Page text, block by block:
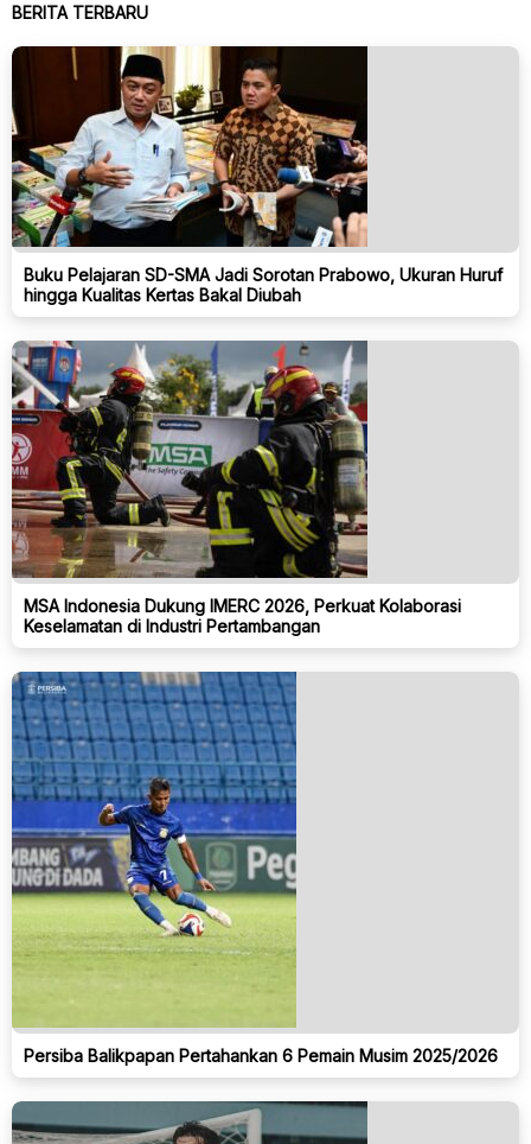
BERITA TERBARU
Buku Pelajaran SD-SMA Jadi Sorotan Prabowo, Ukuran Huruf
hingga Kualitas Kertas Bakal Diubah
MSA Indonesia Dukung IMERC 2026, Perkuat Kolaborasi
Keselamatan di Industri Pertambangan
Persiba Balikpapan Pertahankan 6 Pemain Musim 2025/2026